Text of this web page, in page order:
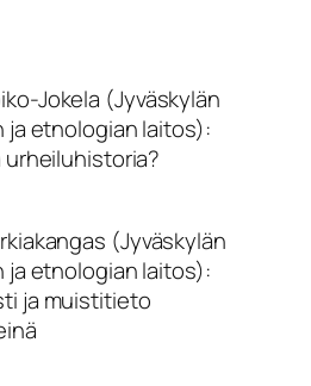
Jokela (Jyväskylän
etnologian laitos):
(Jyväskylän
etnologian laitos):
ja muistitieto